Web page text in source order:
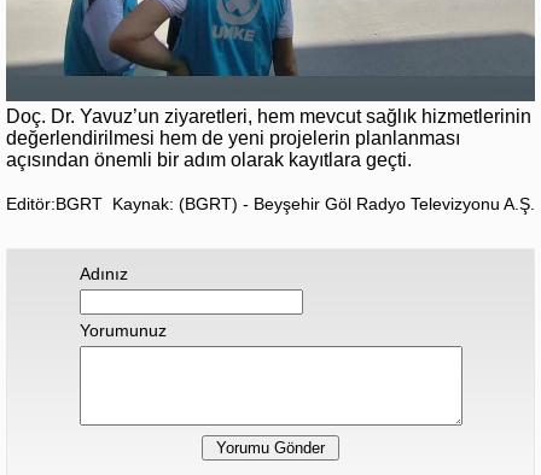
Doç. Dr. Yavuz’un ziyaretleri, hem mevcut sağlık hizmetlerinin
değerlendirilmesi hem de yeni projelerin planlanması
açısından önemli bir adım olarak kayıtlara geçti.
Editör:BGRT Kaynak: (BGRT) - Beyşehir Göl Radyo Televizyonu A.Ş.
Adınız
Yorumunuz